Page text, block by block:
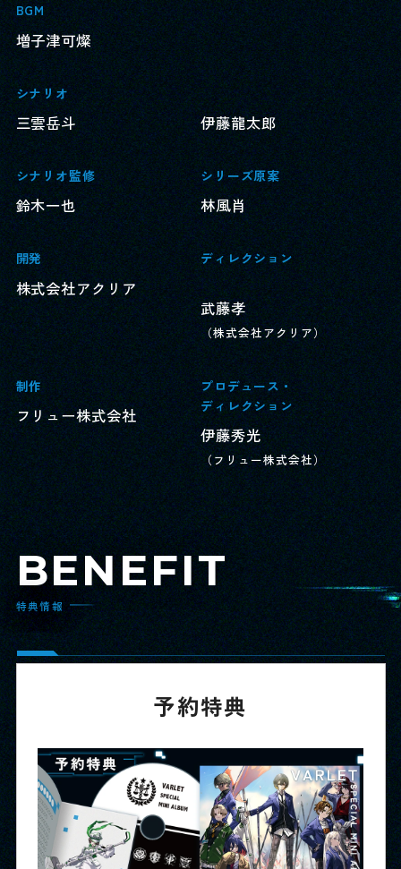
BGM
増子津可燦
シナリオ
三雲岳斗 伊藤龍太郎
シナリオ監修
鈴木一也
シリーズ原案
林風肖
開発
株式会社アクリア
ディレクション
武藤孝
（株式会社アクリア）
制作
フリュー株式会社
プロデュース・
ディレクション
伊藤秀光
（フリュー株式会社）
BENEFIT
特典情報
予約特典